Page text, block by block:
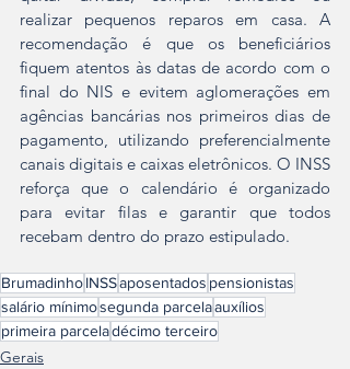
realizar pequenos reparos em casa. A
recomendação é que os beneficiários
fiquem atentos às datas de acordo com o
final do NIS e evitem aglomerações em
agências bancárias nos primeiros dias de
pagamento, utilizando preferencialmente
canais digitais e caixas eletrônicos. O INSS
reforça que o calendário é organizado
para evitar filas e garantir que todos
recebam dentro do prazo estipulado.
BrumadinhoINSSaposentados pensionistas
salário mínimosegunda parcelaauxílios
primeira parceladécimo terceiro
Gerais